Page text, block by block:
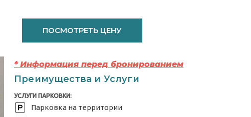
ПОСМОТРЕТЬ ЦЕНУ
* Информация перед бронированием
Преимущества и Услуги
УСЛУГИ ПАРКОВКИ:
Парковка на территории